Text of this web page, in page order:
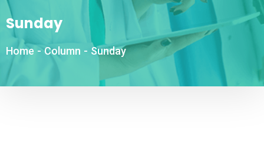
Sunday
Home - Column - Sunday